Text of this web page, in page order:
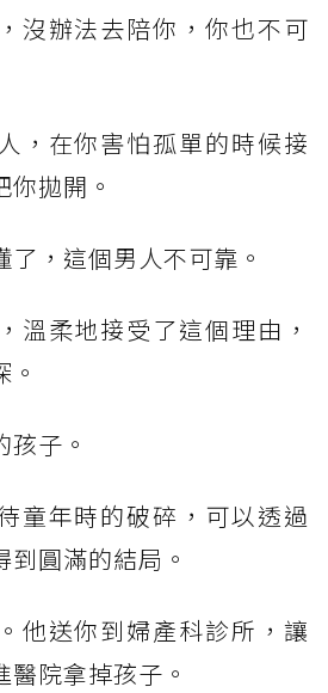
沒辦法去陪你，你也不可
，在你害怕孤單的時候接
拋開。
，這個男人不可靠。
溫柔地接受了這個理由，
子。
童年時的破碎，可以透過
圓滿的結局。
他送你到婦產科診所，讓
院拿掉孩子。